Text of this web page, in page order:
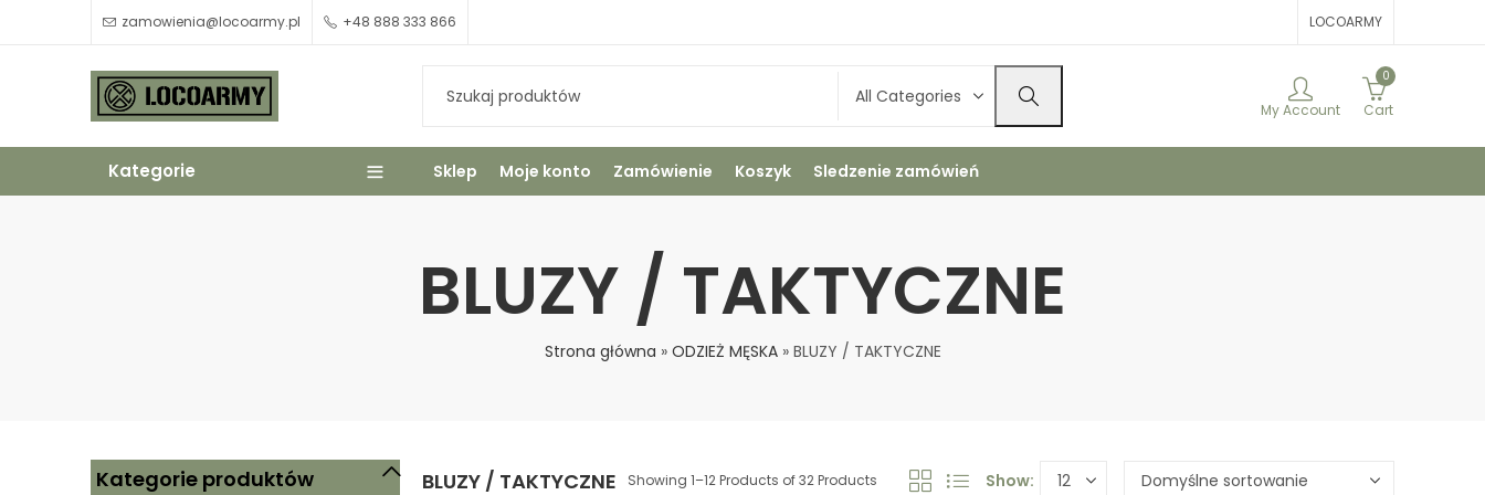
zamowienia@locoarmy.pl +48 888 333 866 LOCOARMY
My Account
0
Cart
Kategorie Sklep Moje konto Zamówienie Koszyk Sledzenie zamówień
BLUZY / TAKTYCZNE
Strona główna » ODZIEŻ MĘSKA» BLUZY / TAKTYCZNE
BLUZY / TAKTYCZNE Showing 1–12 Products of 32 Products Show:
Kategorie produktów